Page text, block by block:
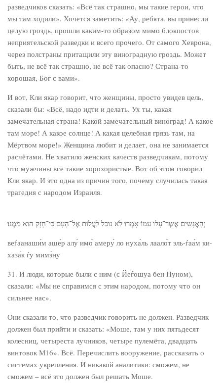
разведчиков сказать: «Всё так страшно, мы такие герои, что
мы там ходили». Хочется заметить: «Ау, ребята, вы принесли
целую гроздь, прошли каким-то образом мимо блокпостов
неприятельской разведки и всего прочего. От самого Хеврона,
через полстраны притащили эту виноградную гроздь. Может
быть, не всё так страшно, не всё так опасно? Страна-то
хорошая, Бог с вами».
И вот, Кли якар говорит, что женщины, просто увидев цель,
сказали бы: «Всё, надо идти и делать. Ух ты, какая
замечательная страна! Какой замечательный виноград! А какое
там море! А какое солнце! А какая целебная грязь там, на
Мёртвом море!» Женщина любит и делает, она не занимается
расчётами. Не хватило женских качеств разведчикам, потому
что мужчины все такие хорохористые. Вот об этом говорил
Кли якар. И это одна из причин того, почему случилась такая
трагедия с народом Израиля.
וְהָאֲנָשִׁים אֲשֶׁר־עָלוּ עִמּוֹ אָמְרוּ לֹא נוּכַל לַעֲלוֹת אֶל־הָעָם כִּי־חָזָק הוּא מִמֶּנּוּ׃
веѓаанаши́м аше́р алу́ имо́ амеру́ ло нуха́ль лаало́т эль-ѓаа́м ки-
хаза́к ѓу мимэ́ну
31. И люди, которые были с ним (с Йеѓошуа бен Нуном),
сказали: «Мы не справимся с этим народом, потому что он
сильнее нас».
Они сказали то, что разведчик говорить не должен. Разведчик
должен был прийти и сказать: «Моше, там у них пятьдесят
колесниц, четыреста лучников, четыре пулемёта, двадцать
винтовок М16». Всё. Перечислить вооружение, рассказать о
системах укрепления. И никакой аналитики: сможем, не
сможем – всё это должен был решать Моше.